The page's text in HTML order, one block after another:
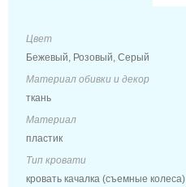
Цвет
Бежевый, Розовый, Серый
Материал обивки и декор
ткань
Материал
пластик
Тип кровати
кровать качалка (съемные колеса)